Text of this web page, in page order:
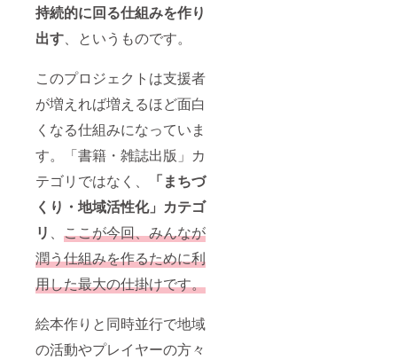
持続的に回る仕組みを作り
出す 、というものです。
このプロジェクトは支援者
が増えれば増えるほど面白
くなる仕組みになっていま
す。「書籍・雑誌出版」カ
テゴリではなく、
「まちづ
くり・地域活性化」カテゴ
リ
ここが今回、みんなが
潤う仕組みを作るために利
用した最大の仕掛けです。
絵本作りと同時並行で地域
の活動やプレイヤーの方々